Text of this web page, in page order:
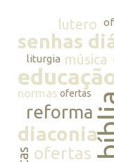
lutero
senhas
liturgia música
normas ofertas
reforma
diaconia
ofertas